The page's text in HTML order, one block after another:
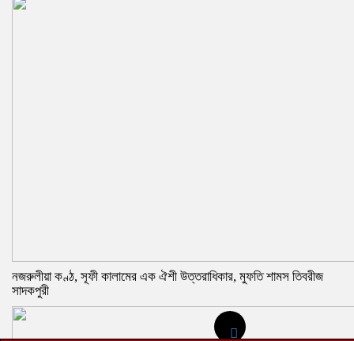
নজরুলীয়া কণ্ঠ, সূফী কালামের এক ঐশী উত্তরাধিকার, মুফতি শামস তিবরীজ
সাদকপুরী